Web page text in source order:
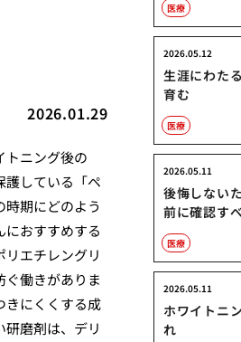
2026.01.29
トニング後の
護している「ペ
期にどのよう
おすすめする
エチレングリ
働きがありま
きにくくする成
磨剤は、デリ
医療
生涯にわた
育む
2026.05.12
医療
後悔しない
前に確認す
2026.05.11
医療
ホワイトニ
れ
2026.05.11